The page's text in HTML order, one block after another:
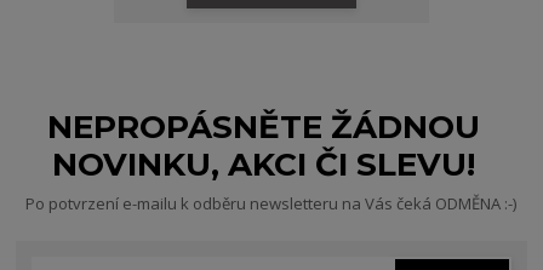
NEPROPÁSNĚTE ŽÁDNOU
NOVINKU, AKCI ČI SLEVU!
Po potvrzení e-mailu k odběru newsletteru na Vás čeká ODMĚNA :-)